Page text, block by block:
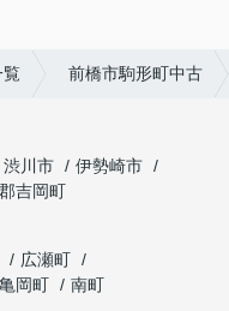
覧 前橋市駒形町中古
渋川市
伊勢崎市
吉岡町
広瀬町
亀岡町
南町